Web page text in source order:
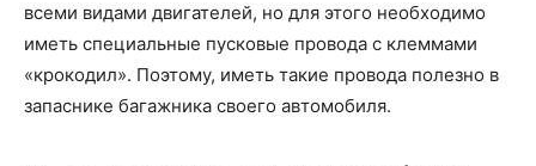
всеми видами двигателей, но для этого необходимо
иметь специальные пусковые провода с клеммами
«крокодил». Поэтому, иметь такие провода полезно в
запаснике багажника своего автомобиля.